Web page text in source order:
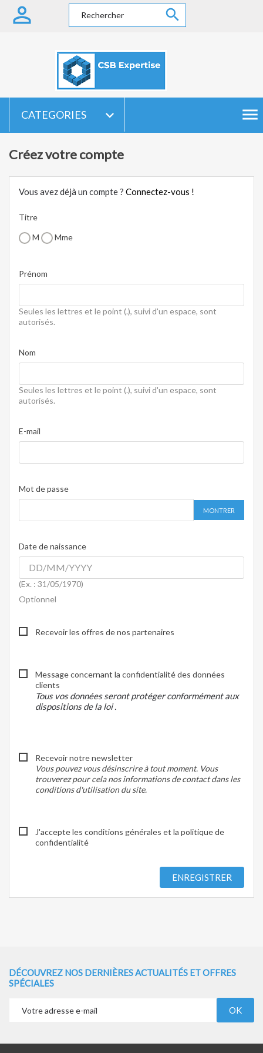
 
CATEGORIES  menu
Créez votre compte
Vous avez déjà un compte ? Connectez-vous !
Titre
M
Mme
Prénom
Seules les lettres et le point (.), suivi d'un espace, sont
autorisés.
Nom
Seules les lettres et le point (.), suivi d'un espace, sont
autorisés.
E-mail
Mot de passe
MONTRER
Date de naissance
(Ex. : 31/05/1970)
Optionnel
Recevoir les offres de nos partenaires
Message concernant la confidentialité des données
clients
Tous vos données seront protéger conformément aux
dispositions de la loi .
Recevoir notre newsletter
Vous pouvez vous désinscrire à tout moment. Vous
trouverez pour cela nos informations de contact dans les
conditions d'utilisation du site.
J'accepte les conditions générales et la politique de
confidentialité
ENREGISTRER
DÉCOUVREZ NOS DERNIÈRES ACTUALITÉS ET OFFRES
SPÉCIALES